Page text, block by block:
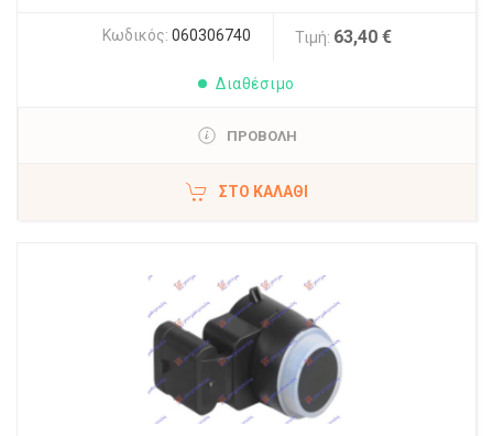
Κωδικός: 060306740 Τιμή: 63,40 €
Διαθέσιμο
ΠΡΟΒΟΛΗ
ΣΤΟ ΚΑΛΆΘΙ